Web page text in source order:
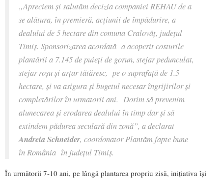
„Apreciem și salutăm decizia companiei REHAU de a
se alătura, în premieră, acțiunii de împădurire, a
dealului de 5 hectare din comuna Cralovăț, județul
Timiș. Sponsorizarea acordată a acoperit costurile
plantării a 7.145 de puieți de gorun, stejar pedunculat,
stejar roșu și arțar tătăresc, pe o suprafață de 1.5
hectare, și va asigura și bugetul necesar îngrijirilor și
completărilor în urmatorii ani. Dorim să prevenim
alunecarea și erodarea dealului în timp dar și să
extindem pădurea seculară din zonă”, a declarat
Andreia Schneider, coordonator Plantăm fapte bune
în România în județul Timiş.
În următorii 7-10 ani, pe lângă plantarea propriu zisă, inițiativa își